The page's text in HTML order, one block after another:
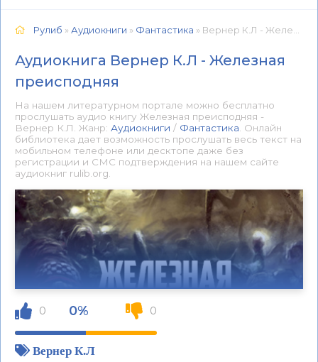
Рулиб »Аудиокниги » Фантастика » Вернер К.Л - Железная преисподняя 📕 - Книга онлайн бесплатно
Аудиокнига Вернер К.Л - Железная
преисподняя
На нашем литературном портале можно бесплатно
прослушать аудио книгу Железная преисподняя -
Вернер К.Л. Жанр: Аудиокниги / Фантастика . Онлайн
библиотека дает возможность прослушать весь текст на
мобильном телефоне или десктопе даже без
регистрации и СМС подтверждения на нашем сайте
аудиокниг rulib.org.
0 0% 0
Вернер К.Л